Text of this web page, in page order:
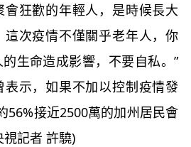
狂歡的年輕人，是時候長大
這次疫情不僅關乎老年人，你
生命造成影響，不要自私。”
表示，如果不加以控制疫情發
56%接近2500萬的加州居民會
記者 許驍)